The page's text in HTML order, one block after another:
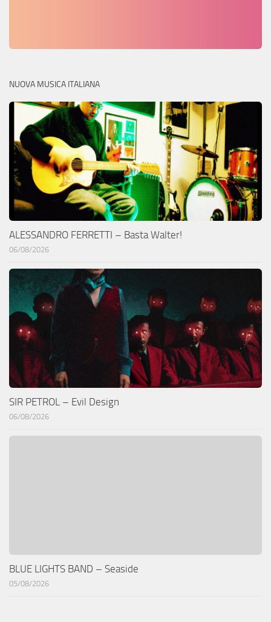
NUOVA MUSICA ITALIANA
ALESSANDRO FERRETTI – Basta Walter!
06/08/2026
SIR PETROL – Evil Design
06/08/2026
BLUE LIGHTS BAND – Seaside
05/08/2026